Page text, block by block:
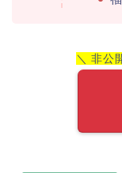
＼ 非公